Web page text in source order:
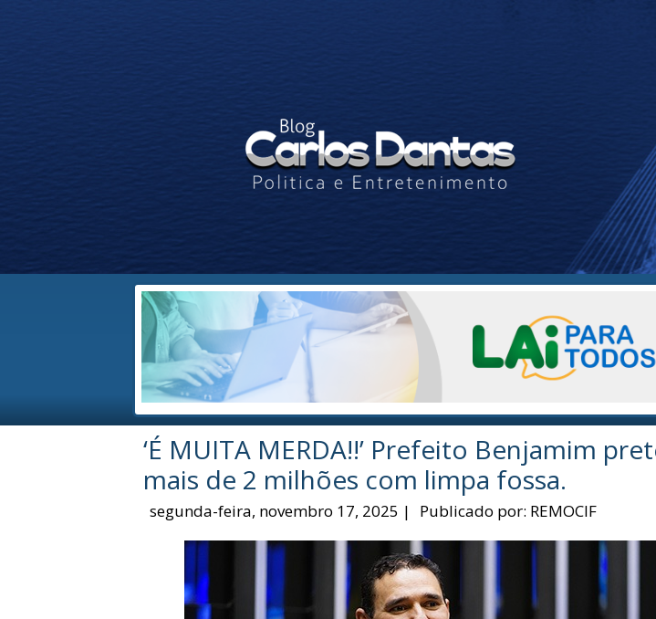
‘É MUITA MERDA!!’ Prefeito Benjamim
mais de 2 milhões com limpa fossa.
segunda-feira, novembro 17, 2025 | Publicado por: REMOCIF